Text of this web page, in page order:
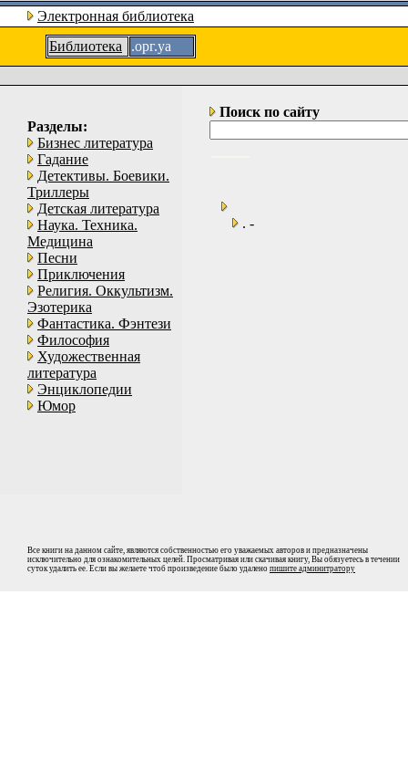
Электронная библиотека
Библиотека
.орг.уа
Разделы:
Бизнес литература
Гадание
Детективы. Боевики.
Триллеры
Детская литература
Наука. Техника.
Медицина
Песни
Приключения
Религия. Оккультизм.
Эзотерика
Фантастика. Фэнтези
Философия
Художественная
литература
Энциклопедии
Юмор
Поиск по сайту
. -
Все книги на данном сайте, являются собственностью его уважаемых авторов и предназначены
исключительно для ознакомительных целей. Просматривая или скачивая книгу, Вы обязуетесь в течении
суток удалить ее. Если вы желаете чтоб произведение было удалено пишите админитратору